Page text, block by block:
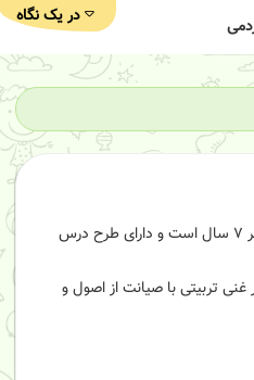
در یک نگاه
طرح مهدانه ، که بازه ­ی سنی ۲ تا ۴ سال را شامل می­شود، متمرکز بر مشارکت های مادرانه برای تربیت کودکان زیر ۷ سال است و دارای طرح درس
تربیتی با صیانت از اصول و